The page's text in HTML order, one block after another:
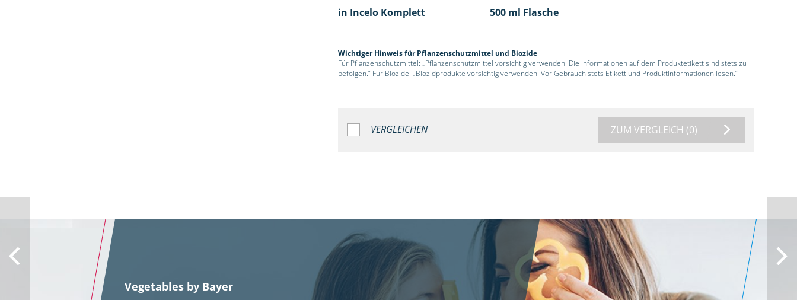
in Incelo Komplett 500 ml Flasche
Wichtiger Hinweis für Pflanzenschutzmittel und Biozide
Für Pflanzenschutzmittel: „Pflanzenschutzmittel vorsichtig verwenden. Die Informationen auf dem Produktetikett sind stets zu
befolgen.“ Für Biozide: „Biozidprodukte vorsichtig verwenden. Vor Gebrauch stets Etikett und Produktinformationen lesen.“
VERGLEICHEN ZUM VERGLEICH (0)
Vegetables by Bayer